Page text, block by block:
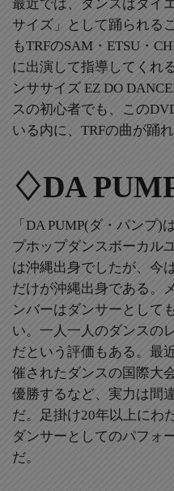
最近では、ダンスはダイ
サイズ」として踊られる
もTRFのSAM・ETSU・
に出演して指導してくれ
ンササイズ EZ DO
スの初心者でも、この
いる内に、TRFの曲が踊
♢DA
「DA PUMP(ダ・パンプ)
プホップダンスボーカル
は沖縄出身でしたが、今
だけが沖縄出身である。
ンバーはダンサーとして
い。一人一人のダンスの
だという評価もある。最
催されたダンスの国際大
優勝するなど、実力は間
だ。足掛け20年以上にわ
ダンサーとしてのパフォ
だ。